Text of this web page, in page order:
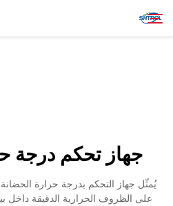
اتصل بنا
جهاز تحكم درجة
يُمثّل جهاز التحكم بدرجة حرارة
على الظروف الحرارية الدقيقة داخل